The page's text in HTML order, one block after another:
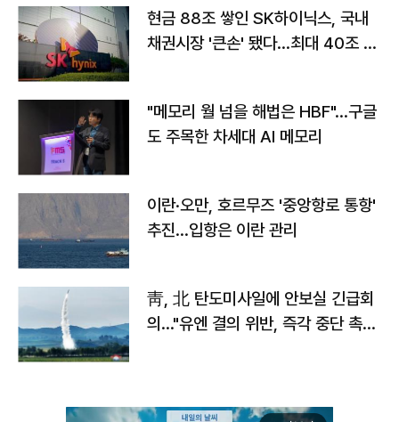
현금 88조 쌓인 SK하이닉스, 국내
채권시장 '큰손' 됐다…최대 40조 투
"메모리 월 넘을 해법은 HBF"…구글
도 주목한 차세대 AI 메모리
이란·오만, 호르무즈 '중앙항로 통항'
추진…입항은 이란 관리
靑, 北 탄도미사일에 안보실 긴급회
의…"유엔 결의 위반, 즉각 중단 촉